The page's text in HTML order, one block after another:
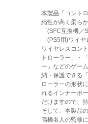
本製品「コント
縮性が高く柔ら
「(SFC互換機
「(PS5用)ワイ
ワイヤレスコン
トローラー」・
ー」などのゲー
納・保護できる
ローラーの形状
れるインナーポ
だけますので、
そして、本製品
高橋名人の監修